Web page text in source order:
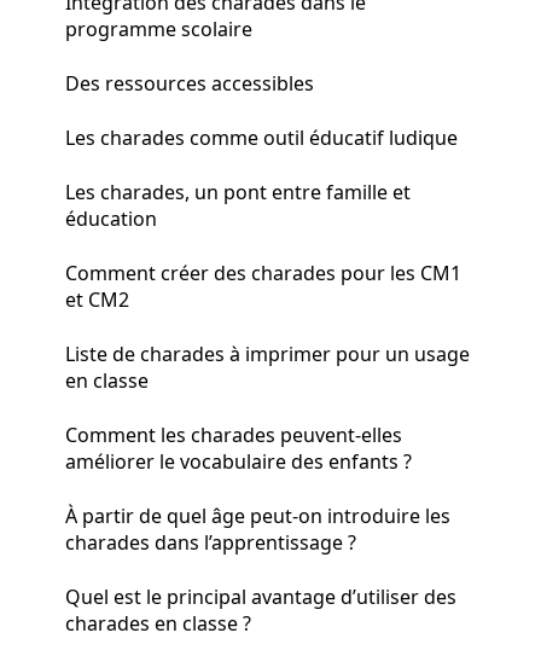
programme scolaire
Des ressources accessibles
Les charades comme outil éducatif ludique
Les charades, un pont entre famille et
éducation
Comment créer des charades pour les CM1
et CM2
Liste de charades à imprimer pour un usage
en classe
Comment les charades peuvent-elles
améliorer le vocabulaire des enfants ?
À partir de quel âge peut-on introduire les
charades dans l’apprentissage ?
Quel est le principal avantage d’utiliser des
charades en classe ?